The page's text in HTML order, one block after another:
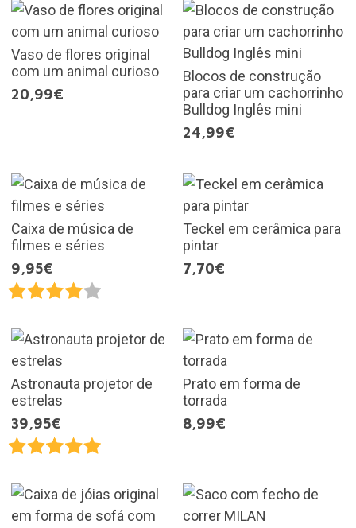
Vaso de flores original
com um animal curioso
20,99€
Blocos de construção
para criar um cachorrinho
Bulldog Inglês mini
24,99€
Caixa de música de
filmes e séries
9,95€
Teckel em cerâmica para
pintar
7,70€
Astronauta projetor de
estrelas
39,95€
Prato em forma de
torrada
8,99€